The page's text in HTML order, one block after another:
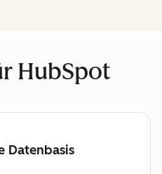
HubSpot
Datenbasis